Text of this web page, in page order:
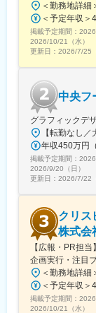
いるほか、
現しました
社の強みで
くお客様に
恩返しがで
ちろんです
たい」とい
将来的には
テルやリゾ
当社の事業
変更の範囲
掲載予定期間：
2026/10/21（水）
更新日： 2026/7/25
中央フ
グラフィックデ
年収450万円
掲載予定期間：
2026/9/20（日）
更新日： 2026/7/22
クリス
株式会
【広報・PR担
企画実行・注目
掲載予定期間：
2026/10/21（水）